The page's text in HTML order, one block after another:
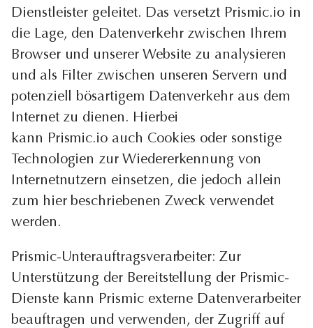
Dienstleister geleitet. Das versetzt Prismic.io in
die Lage, den Datenverkehr zwischen Ihrem
Browser und unserer Website zu analysieren
und als Filter zwischen unseren Servern und
potenziell bösartigem Datenverkehr aus dem
Internet zu dienen. Hierbei
kann Prismic.io auch Cookies oder sonstige
Technologien zur Wiedererkennung von
Internetnutzern einsetzen, die jedoch allein
zum hier beschriebenen Zweck verwendet
werden.
Prismic-Unterauftragsverarbeiter: Zur
Unterstützung der Bereitstellung der Prismic-
Dienste kann Prismic externe Datenverarbeiter
beauftragen und verwenden, der Zugriff auf